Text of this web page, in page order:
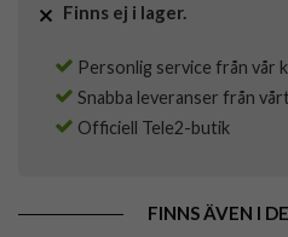
Finns ej i lager.
Personlig service från vår
Snabba leveranser från
Officiell Tele2-butik
FINNS ÄVEN I